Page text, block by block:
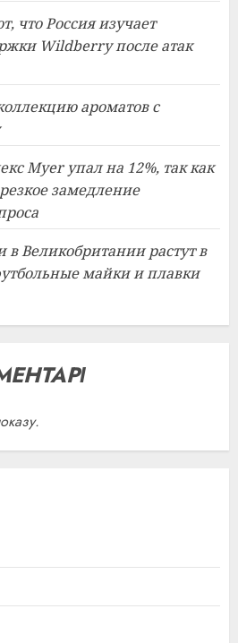
что Россия изучает
Wildberry после атак
ароматов с
Myer упал на 12%, так как
замедление
Великобритании растут в
майки и плавки